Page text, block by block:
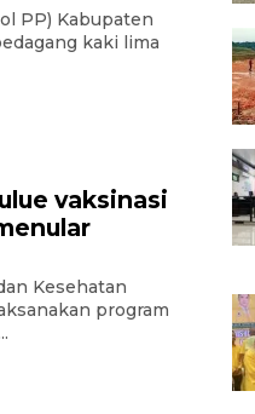
PP) Kabupaten
kaki lima
vaksinasi
Kesehatan
program